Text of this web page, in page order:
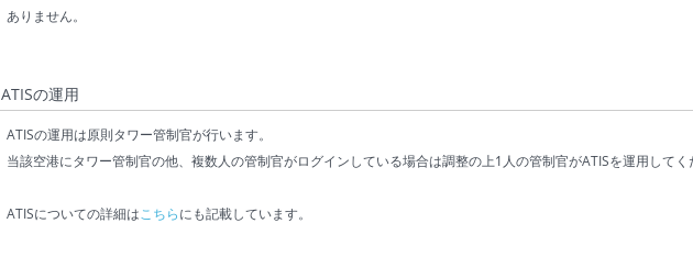
ありません。
ATISの運用
ATISの運用は原則タワー管制官が行います。
当該空港にタワー管制官の他、複数人の管制官がログインしている場合は調整の上1人の管制官がATISを運用してく
ATISについての詳細はこちらにも記載しています。